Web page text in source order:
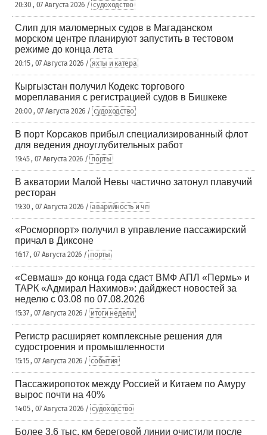
20:30 , 07 Августа 2026 / судоходство
Слип для маломерных судов в Магаданском
морском центре планируют запустить в тестовом
режиме до конца лета
20:15 , 07 Августа 2026 / яхты и катера
Кыргызстан получил Кодекс торгового
мореплавания с регистрацией судов в Бишкеке
20:00 , 07 Августа 2026 / судоходство
В порт Корсаков прибыл специализированный флот
для ведения дноуглубительных работ
19:45 , 07 Августа 2026 / порты
В акватории Малой Невы частично затонул плавучий
ресторан
19:30 , 07 Августа 2026 / аварийность и чп
«Росморпорт» получил в управление пассажирский
причал в Диксоне
16:17 , 07 Августа 2026 / порты
«Севмаш» до конца года сдаст ВМФ АПЛ «Пермь» и
ТАРК «Адмирал Нахимов»: дайджест новостей за
неделю с 03.08 по 07.08.2026
15:37 , 07 Августа 2026 / итоги недели
Регистр расширяет комплексные решения для
судостроения и промышленности
15:15 , 07 Августа 2026 / события
Пассажиропоток между Россией и Китаем по Амуру
вырос почти на 40%
14:05 , 07 Августа 2026 / судоходство
Более 3,6 тыс. км береговой линии очистили после